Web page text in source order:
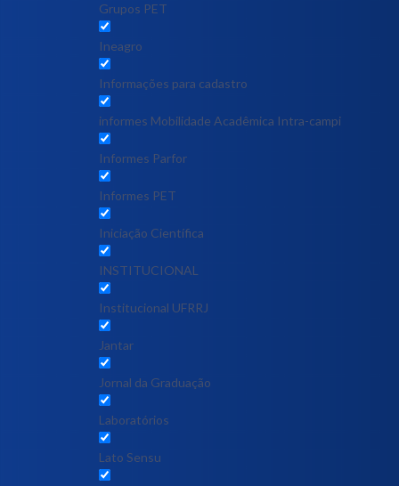
Grupos PET
Ineagro
Informações para cadastro
informes Mobilidade Acadêmica Intra-campi
Informes Parfor
Informes PET
Iniciação Científica
INSTITUCIONAL
Institucional UFRRJ
Jantar
Jornal da Graduação
Laboratórios
Lato Sensu